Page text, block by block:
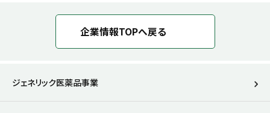
企業情報TOPへ戻る
ジェネリック医薬品事業